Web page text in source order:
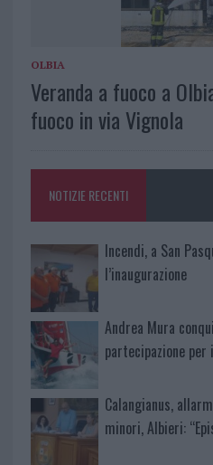
OLBIA
Veranda a fuoco a
fuoco in via Vignola
NOTIZIE RECENTI
Incendi, a San
l’inaugurazione
Andrea Mura
partecipazione
Calangianus,
minori, Albieri: